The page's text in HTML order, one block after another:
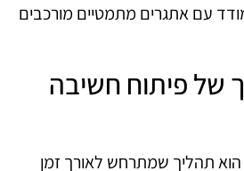
עם אתגרים מתמטיים מורכבים
של פיתוח חשיבה
תהליך שמתרחש לאורך זמן